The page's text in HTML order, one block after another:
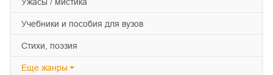
учебники и пособия для вузов
cтихи, поэзия
Еще жанры